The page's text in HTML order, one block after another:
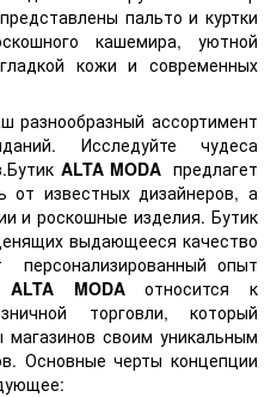
пальто и куртки
кашемира, уютной
кожи и современных
ассортимент
Исследуйте чудеса
ALTA MODAпредлагет
от известных дизайнеров, а
и роскошные изделия. Бутик
выдающееся качество
опыт
ALTA MODAотносится к
торговли, который
своим уникальным
Основные черты концепции